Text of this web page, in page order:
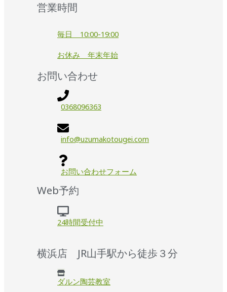
営業時間
毎日 10:00-19:00
お休み 年末年始
お問い合わせ
0368096363
info@uzumakotougei.com
お問い合わせフォーム
Web予約
24時間受付中
横浜店 JR山手駅から徒歩３分
ダルン陶芸教室